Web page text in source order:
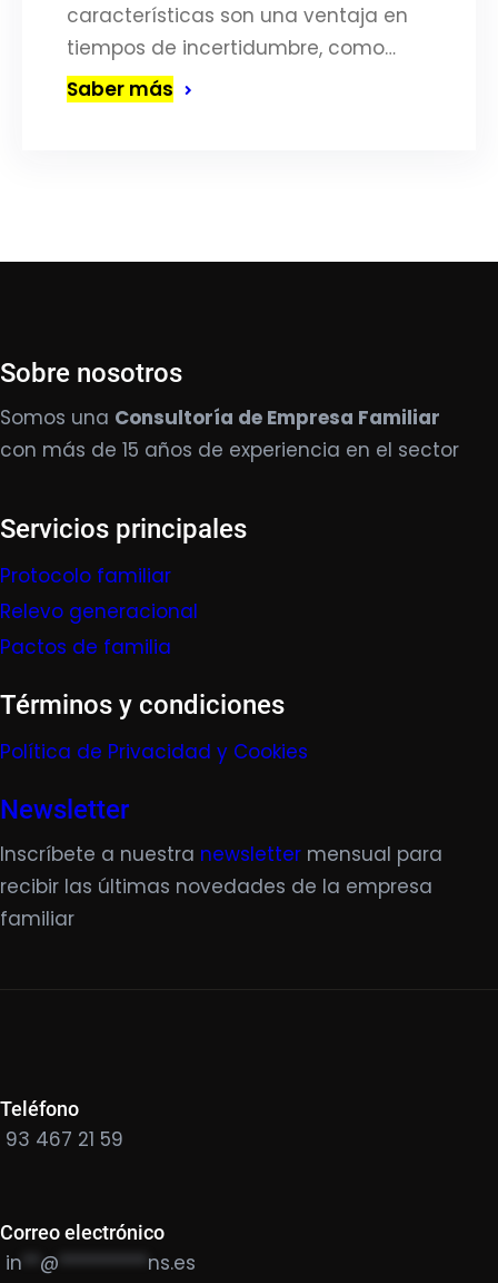
características son una ventaja en
tiempos de incertidumbre, como…
Saber más
Sobre nosotros
Somos una Consultoría de Empresa Familiar
con más de 15 años de experiencia en el sector
Servicios principales
Protocolo familiar
Relevo generacional
Pactos de familia
Términos y condiciones
Política de Privacidad y Cookies
Newsletter
Inscríbete a nuestra newsletter mensual para
recibir las últimas novedades de la empresa
familiar
Teléfono
93 467 21 59
Correo electrónico
in @ ********** ns.es